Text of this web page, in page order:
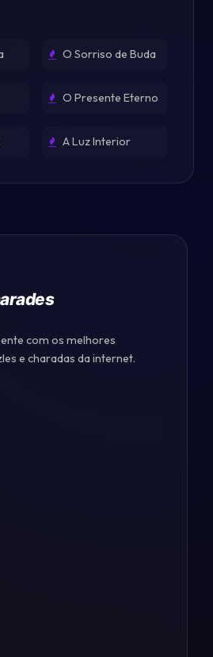
O Sorriso de Buda
O Presente Eterno
A Luz Interior
com os melhores
e charadas da internet.